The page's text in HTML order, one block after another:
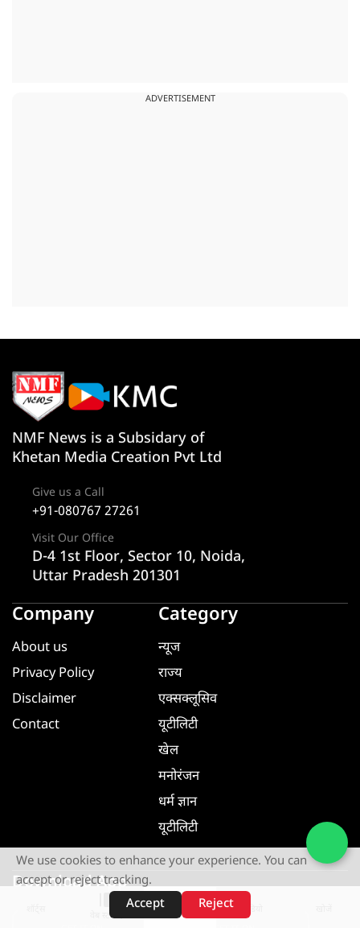
ADVERTISEMENT
वेब स्टोरीज़
NMF News is a Subsidary of
Khetan Media Creation Pvt Ltd
Give us a Call
+91-080767 27261
Visit Our Office
D-4 1st Floor, Sector 10, Noida,
Uttar Pradesh 201301
Company
About us
Privacy Policy
Disclaimer
Contact
Category
न्यूज
राज्य
एक्सक्लूसिव
यूटीलिटी
खेल
मनोरंजन
धर्म ज्ञान
यूटीलिटी
Download App
We use cookies to enhance your experience. You can
accept or reject tracking.
Accept
Reject